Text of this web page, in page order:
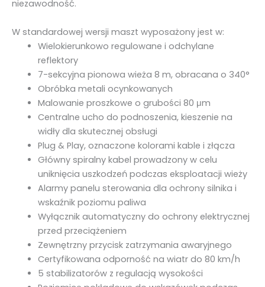
niezawodność.
W standardowej wersji maszt wyposażony jest w:
Wielokierunkowo regulowane i odchylane
reflektory
7-sekcyjna pionowa wieża 8 m, obracana o 340°
Obróbka metali ocynkowanych
Malowanie proszkowe o grubości 80 μm
Centralne ucho do podnoszenia, kieszenie na
widły dla skutecznej obsługi
Plug & Play, oznaczone kolorami kable i złącza
Główny spiralny kabel prowadzony w celu
uniknięcia uszkodzeń podczas eksploatacji wieży
Alarmy panelu sterowania dla ochrony silnika i
wskaźnik poziomu paliwa
Wyłącznik automatyczny do ochrony elektrycznej
przed przeciążeniem
Zewnętrzny przycisk zatrzymania awaryjnego
Certyfikowana odporność na wiatr do 80 km/h
5 stabilizatorów z regulacją wysokości